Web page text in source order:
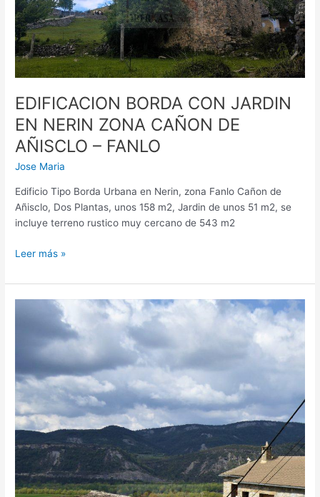
EDIFICACION BORDA CON JARDIN
EN NERIN ZONA CAÑON DE
AÑISCLO – FANLO
Jose Maria
Edificio Tipo Borda Urbana en Nerin, zona Fanlo Cañon de
Añisclo, Dos Plantas, unos 158 m2, Jardin de unos 51 m2, se
incluye terreno rustico muy cercano de 543 m2
ZONA
CAÑON
DE
AÑISCLO
–
FANLO
Leer más »
SEÑORIAL
EN
EL
PIRINEO
DE
HUESCA